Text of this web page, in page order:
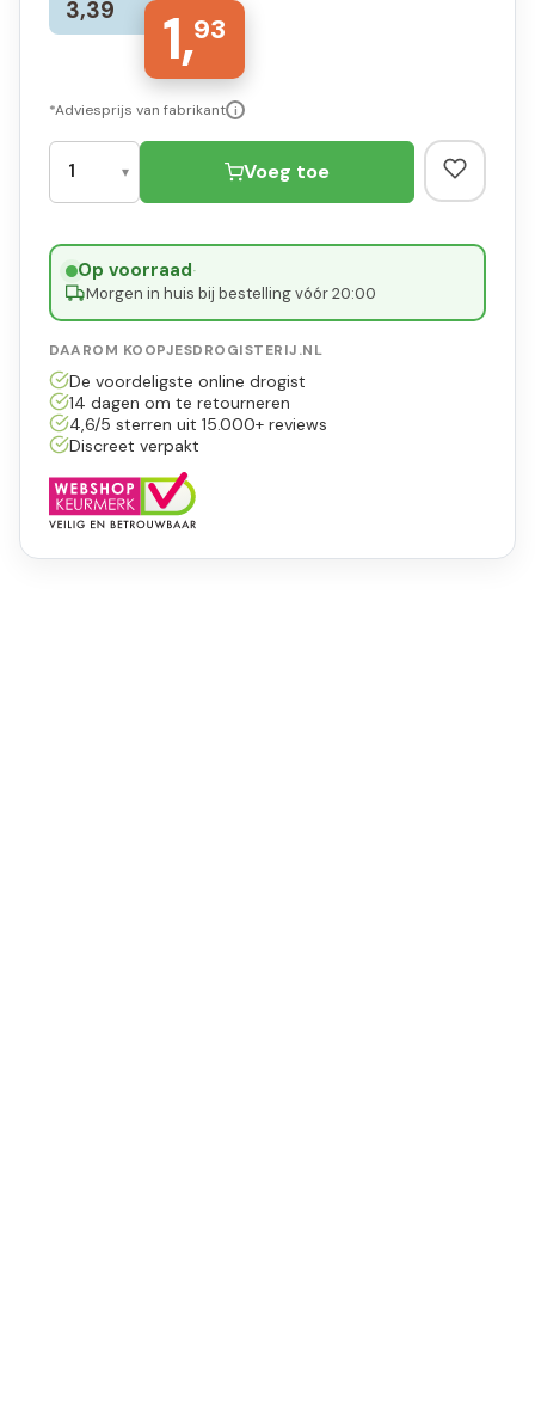
3,39 1,93
*Adviesprijs van fabrikant i
Voeg toe
Op voorraad·
Morgen in huis bij bestelling vóór 20:00
DAAROM KOOPJESDROGISTERIJ.NL
De voordeligste online drogist
14 dagen om te retourneren
4,6/5 sterren uit 15.000+ reviews
Discreet verpakt